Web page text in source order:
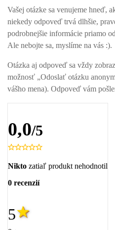
Vašej otázke sa venujeme hneď,
niekedy odpoveď trvá dlhšie,
podrobnejšie informácie priamo
Ale nebojte sa, myslíme na vás :).
Otázka aj odpoveď sa vždy
možnosť „Odoslať otázku
vášho mena). Odpoveď vám
0,0/5
Nikto zatiaľ produkt nehodnotil
0 recenzií
5